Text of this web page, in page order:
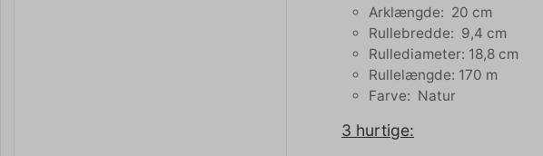
Arklængde: 20 cm
Rullebredde: 9,4 cm
Rullediameter: 18,8 cm
Rullelængde: 170 m
Farve: Natur
3 hurtige: